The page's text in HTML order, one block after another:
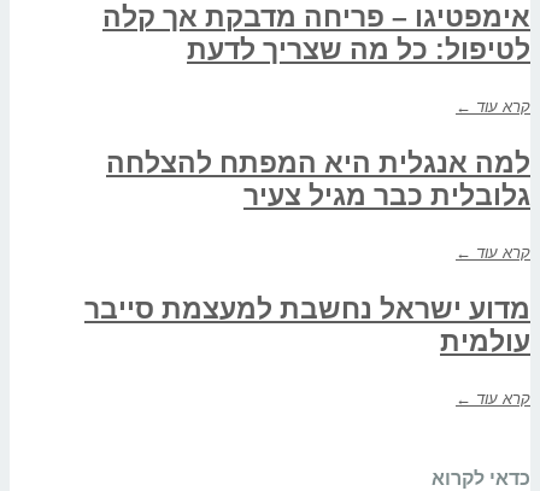
אימפטיגו – פריחה מדבקת אך קלה
לטיפול: כל מה שצריך לדעת
קרא עוד ←
למה אנגלית היא המפתח להצלחה
גלובלית כבר מגיל צעיר
קרא עוד ←
מדוע ישראל נחשבת למעצמת סייבר
עולמית
קרא עוד ←
כדאי לקרוא